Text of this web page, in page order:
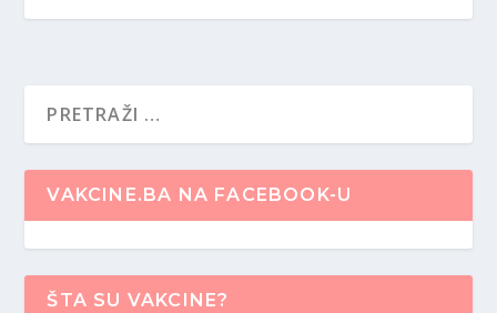
VAKCINE.BA NA FACEBOOK-U
ŠTA SU VAKCINE?